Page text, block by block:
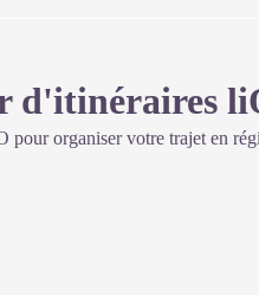
d'itinéraires
pour organiser votre trajet en